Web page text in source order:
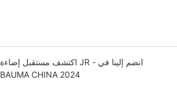
اكتشف مستقبل إضاءة JR - انضم إلينا في
BAUMA CHINA 2024